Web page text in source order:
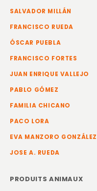
SALVADOR MILLÁN
FRANCISCO RUEDA
ÓSCAR PUEBLA
FRANCISCO FORTES
JUAN ENRIQUE VALLEJO
PABLO GÓMEZ
FAMILIA CHICANO
PACO LORA
EVA MANZORO GONZÁLEZ
JOSE A. RUEDA
PRODUITS ANIMAUX